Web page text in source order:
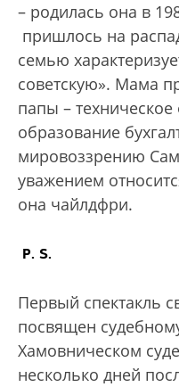
– родилась она в
пришлось на
семью
советскую». Мама
папы –
образование
мировоззрению
уважением
она чайлдфри.
P. S.
Первый спектакль
посвящен
Хамовническом
несколько дней